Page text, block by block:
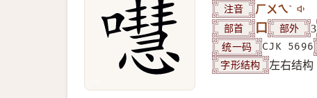
注音 ㄏㄨㄟˋ
部首 口 部外 3
统一码 CJK 5696
字形结构 左右结构